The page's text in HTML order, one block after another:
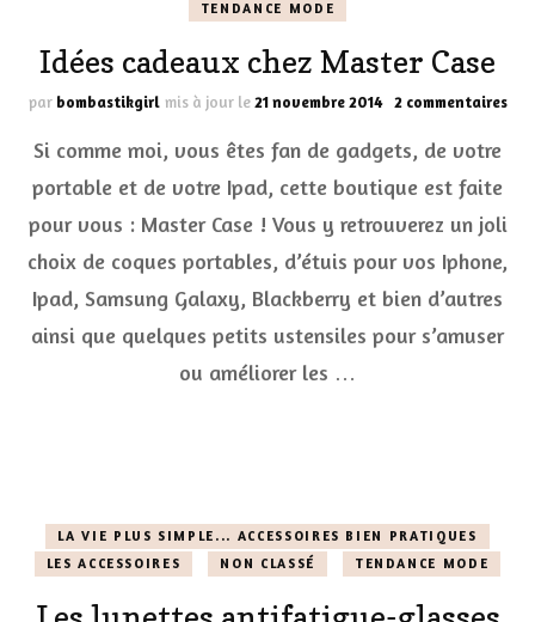
TENDANCE MODE
Idées cadeaux chez Master Case
par bombastikgirl mis à jour le21 novembre 2014 2 commentairessur
Si comme moi, vous êtes fan de gadgets, de votre
portable et de votre Ipad, cette boutique est faite
pour vous : Master Case ! Vous y retrouverez un joli
choix de coques portables, d’étuis pour vos Iphone,
Ipad, Samsung Galaxy, Blackberry et bien d’autres
ainsi que quelques petits ustensiles pour s’amuser
ou améliorer les …
LA VIE PLUS SIMPLE... ACCESSOIRES BIEN PRATIQUES
LES ACCESSOIRES
NON CLASSÉ TENDANCE MODE